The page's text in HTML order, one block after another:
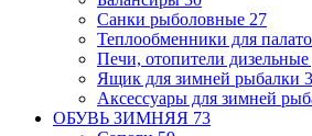
Санки рыболовные 27
Теплообменники для
Печи, отопители дизельные
Ящик для зимней рыбалки
Аксессуары для зимней
ОБУВЬ ЗИМНЯЯ 73